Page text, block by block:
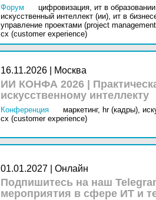
Форум цифровизация, ит в
искусственный интеллект (ии), ит в
управление проектами (project
cx (customer experience)
16.11.2026 | Москва
ИИ КОНФА 2026 |
искусственному интеллекту
Конференция маркетинг, hr (кадры),
cx (customer experience)
01.01.2027 | Онлайн
Подпишитесь на наш
мероприятия в сфере ИТ и